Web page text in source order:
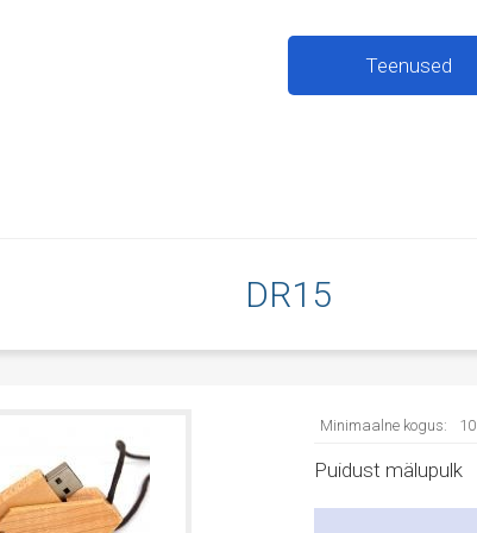
Teenused
DR15
Minimaalne kogus: 10
Puidust mälupulk